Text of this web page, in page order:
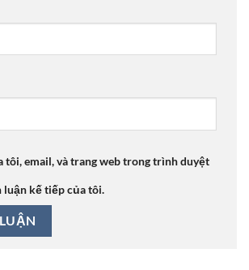
tôi, email, và trang web trong trình duyệt
luận kế tiếp của tôi.